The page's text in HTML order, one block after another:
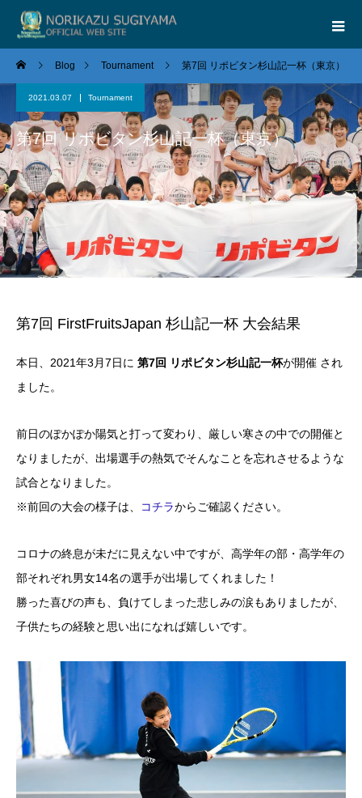
Blog Tournament 第7回 リポビタン杉山記一杯（東京）
2021.03.07 Tournament
第7回 リポビタン杉山記一杯（東京）
第7回 FirstFruitsJapan 杉山記一杯 大会結果
本日、2021年3月7日に 第7回 リポビタン杉山記一杯が開催 され
ました。
前日のぽかぽか陽気と打って変わり、厳しい寒さの中での開催と
なりましたが、出場選手の熱気でそんなことを忘れさせるような
試合となりました。
※前回の大会の様子は、
コチラからご確認ください。
コロナの終息が未だに見えない中ですが、高学年の部・高学年の
部それぞれ男女14名の選手が出場してくれました！
勝った喜びの声も、負けてしまった悲しみの涙もありましたが、
子供たちの経験と思い出になれば嬉しいです。